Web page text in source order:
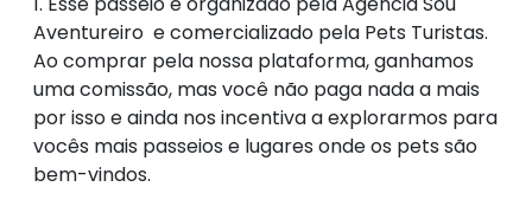
Aventureiro e comercializado pela Pets Turistas.
Ao comprar pela nossa plataforma, ganhamos
uma comissão, mas você não paga nada a mais
por isso e ainda nos incentiva a explorarmos para
vocês mais passeios e lugares onde os pets são
bem-vindos.